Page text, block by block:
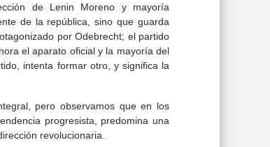
de Lenin Moreno y mayoría
de la república, sino que guarda
por Odebrecht; el partido
el aparato oficial y la mayoría del
intenta formar otro, y significa la
pero observamos que en los
progresista, predomina una
revolucionaria.